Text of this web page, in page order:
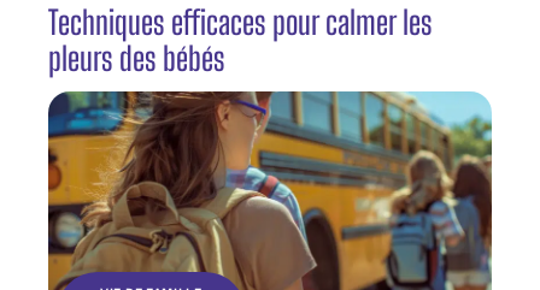
Techniques efficaces pour calmer les
pleurs des bébés